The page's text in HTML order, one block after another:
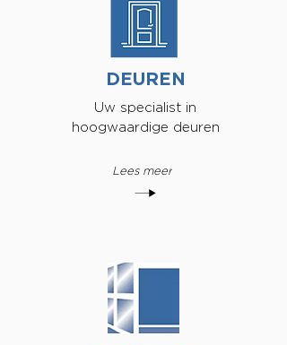
Lees meer
DEUREN
Uw specialist in
hoogwaardige deuren